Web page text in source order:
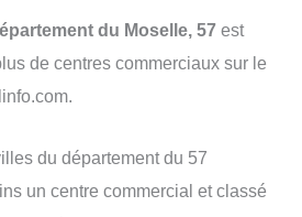
du Moselle, 57 est
de centres commerciaux sur le
du département du 57
un centre commercial et classé